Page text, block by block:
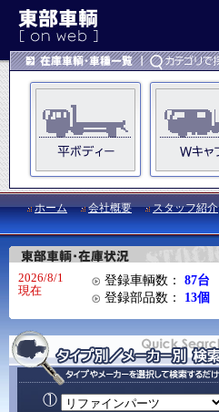
ホーム 会社概要 スタッフ紹介
2026/8/1
現在
登録車輌数：
87台
登録部品数：
13個